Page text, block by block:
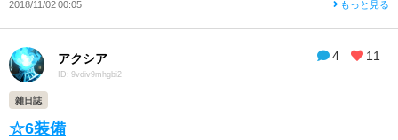
2018/11/02 00:05 もっと見る
4 11
アクシア
ID: 9vdiv9mhgbi2
雑日誌
☆6装備